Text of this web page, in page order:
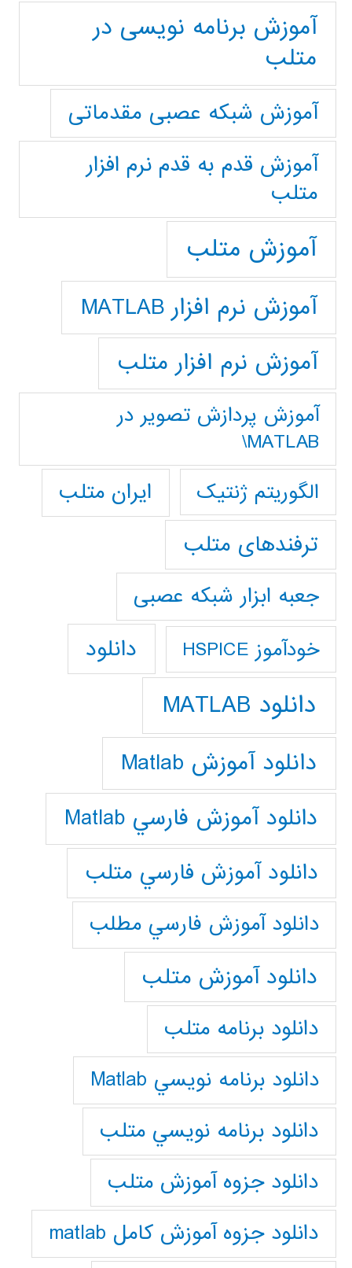
آموزش برنامه نویسی در
متلب
آموزش شبکه عصبی مقدماتی
آموزش قدم به قدم نرم افزار
متلب
آموزش متلب
آموزش نرم افزار MATLAB
آموزش نرم افزار متلب
آموزش پردازش تصوير در
MATLAB\
الگوریتم ژنتیک
ایران متلب
ترفندهای متلب
جعبه ابزار شبکه عصبی
خودآموز HSPICE دانلود
دانلود MATLAB
دانلود آموزش Matlab
دانلود آموزش فارسي Matlab
دانلود آموزش فارسي متلب
دانلود آموزش فارسي مطلب
دانلود آموزش متلب
دانلود برنامه متلب
دانلود برنامه نويسي Matlab
دانلود برنامه نويسي متلب
دانلود جزوه آموزش متلب
دانلود جزوه آموزش کامل matlab